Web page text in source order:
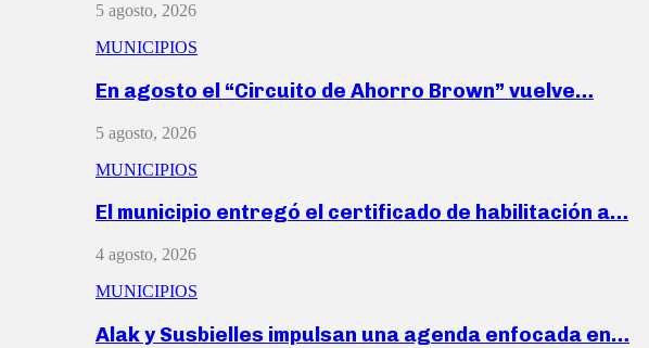
5 agosto, 2026
MUNICIPIOS
En agosto el “Circuito de Ahorro Brown” vuelve…
5 agosto, 2026
MUNICIPIOS
El municipio entregó el certificado de habilitación a…
4 agosto, 2026
MUNICIPIOS
Alak y Susbielles impulsan una agenda enfocada en…